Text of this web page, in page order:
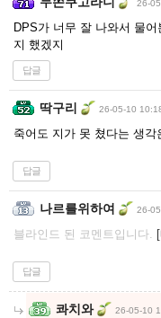
26-
DPS가 너무 잘 나와서 물
지 했겠지
답글
딱구리 26-05-10
죽어도 지가 못 쳤다는 생각
답글
나르를위하여 26-
블라인드 된 코멘트입니다.
답글
콰치와 26-05-10